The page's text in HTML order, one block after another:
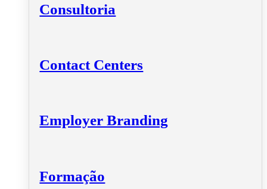
Consultoria
Contact Centers
Employer Branding
Formação